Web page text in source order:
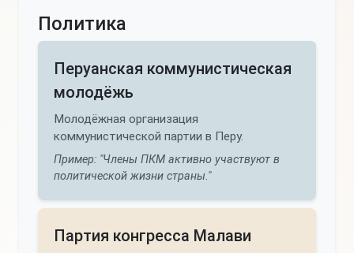
Политика
Перуанская коммунистическая
молодёжь
Молодёжная организация
коммунистической партии в Перу.
Пример: "Члены ПКМ активно участвуют в
политической жизни страны."
Партия конгресса Малави